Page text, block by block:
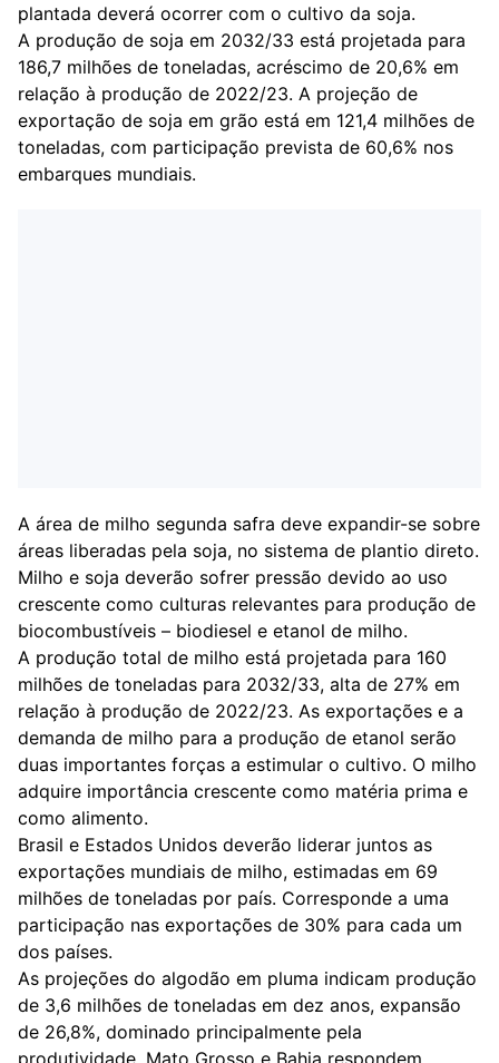
plantada deverá ocorrer com o cultivo da soja.
A produção de soja em 2032/33 está projetada para
186,7 milhões de toneladas, acréscimo de 20,6% em
relação à produção de 2022/23. A projeção de
exportação de soja em grão está em 121,4 milhões de
toneladas, com participação prevista de 60,6% nos
embarques mundiais.
A área de milho segunda safra deve expandir-se sobre
áreas liberadas pela soja, no sistema de plantio direto.
Milho e soja deverão sofrer pressão devido ao uso
crescente como culturas relevantes para produção de
biocombustíveis – biodiesel e etanol de milho.
A produção total de milho está projetada para 160
milhões de toneladas para 2032/33, alta de 27% em
relação à produção de 2022/23. As exportações e a
demanda de milho para a produção de etanol serão
duas importantes forças a estimular o cultivo. O milho
adquire importância crescente como matéria prima e
como alimento.
Brasil e Estados Unidos deverão liderar juntos as
exportações mundiais de milho, estimadas em 69
milhões de toneladas por país. Corresponde a uma
participação nas exportações de 30% para cada um
dos países.
As projeções do algodão em pluma indicam produção
de 3,6 milhões de toneladas em dez anos, expansão
de 26,8%, dominado principalmente pela